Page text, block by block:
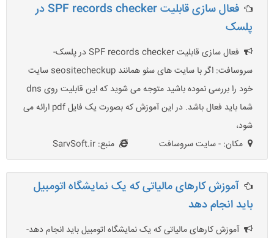
فعال سازی قابلیت SPF records checker در
پلسک
فعال سازی قابلیت SPF records checker در پلسک-
سروسافت: اگر با سایت های سئو همانند seositecheckup سایت
خود را بررسی نموده باشید متوجه می شوید که این قابلیت روی dns
شما باید فعال باشد. در این آموزش که بصورت یک فایل pdf ارائه می
شود،
مکان: - سایت سروسافت
منبع: SarvSoft.ir
آموزش کارهای مالیاتی که یک نمایشگاه اتومبیل
باید انجام دهد
آموزش کارهای مالیاتی که یک نمایشگاه اتومبیل باید انجام دهد-